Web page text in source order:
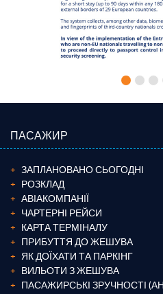
ПАСАЖИР
ЗАПЛАНОВАНО СЬОГОДНІ
РОЗКЛАД
АВІАКОМПАНІЇ
ЧАРТЕРНІ РЕЙСИ
КАРТА ТЕРМІНАЛУ
ПРИБУТТЯ ДО ЖЕШУВА
ЯК ДОЇХАТИ ТА ПАРКІНГ
ВИЛЬОТИ З ЖЕШУВА
ПАСАЖИРСЬКІ ЗРУЧНОСТІ